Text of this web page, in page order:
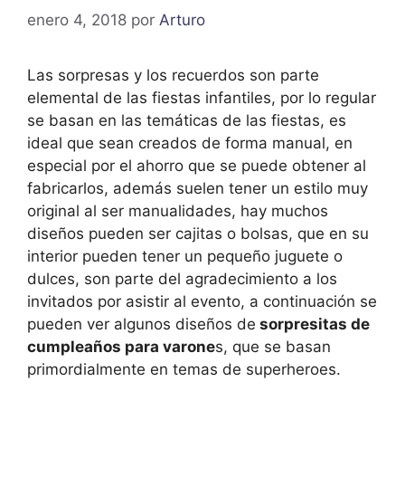
enero 4, 2018 por Arturo
Las sorpresas y los recuerdos son parte
elemental de las fiestas infantiles, por lo regular
se basan en las temáticas de las fiestas, es
ideal que sean creados de forma manual, en
especial por el ahorro que se puede obtener al
fabricarlos, además suelen tener un estilo muy
original al ser manualidades, hay muchos
diseños pueden ser cajitas o bolsas, que en su
interior pueden tener un pequeño juguete o
dulces, son parte del agradecimiento a los
invitados por asistir al evento, a continuación se
pueden ver algunos diseños de sorpresitas de
cumpleaños para varones, que se basan
primordialmente en temas de superheroes.